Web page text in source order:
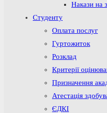
Накази на
Студенту
Оплата послуг
Гуртожиток
Розклад
Критерії
Призначення
Атестація
ЄДКІ